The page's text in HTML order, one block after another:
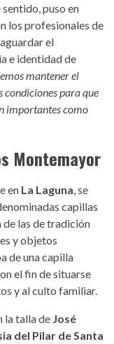
sentido, puso en
los profesionales de
el
e identidad de
mantener el
condiciones para que
importantes como
Montemayor
en La Laguna, se
capillas
de las de tradición
y objetos
de una capilla
el fin de situarse
y al culto familiar.
la talla de José
del Pilar de Santa